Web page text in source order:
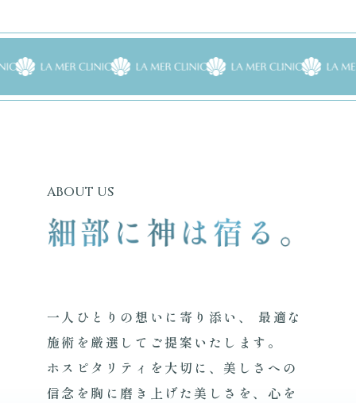
ABOUT US
一人ひとりの想いに寄り添い、
最適な
施術を厳選してご提案いたします。
ホスピタリティを大切に、美しさへの
信念を胸に磨き上げた美しさを、心を